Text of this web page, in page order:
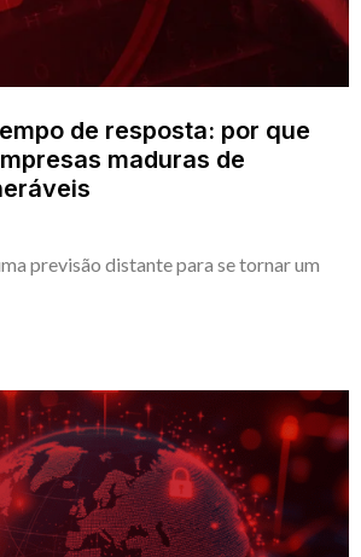
de resposta: por que
maduras de
previsão distante para se tornar um